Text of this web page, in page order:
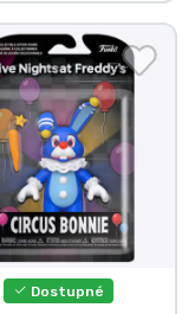
Dostupné